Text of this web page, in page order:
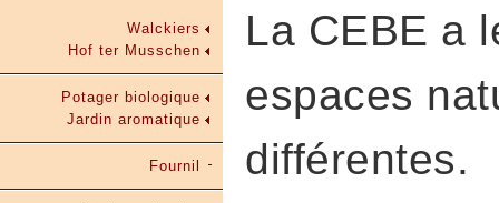
Walckiers
Hof ter Musschen
Potager biologique
Jardin aromatique
Fournil
La CEBE a
espaces
différentes.